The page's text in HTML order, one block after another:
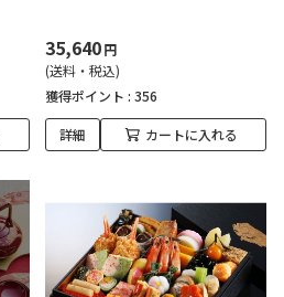
35,640円
(送料・税込)
獲得ポイント : 356
詳細 カートに入れる